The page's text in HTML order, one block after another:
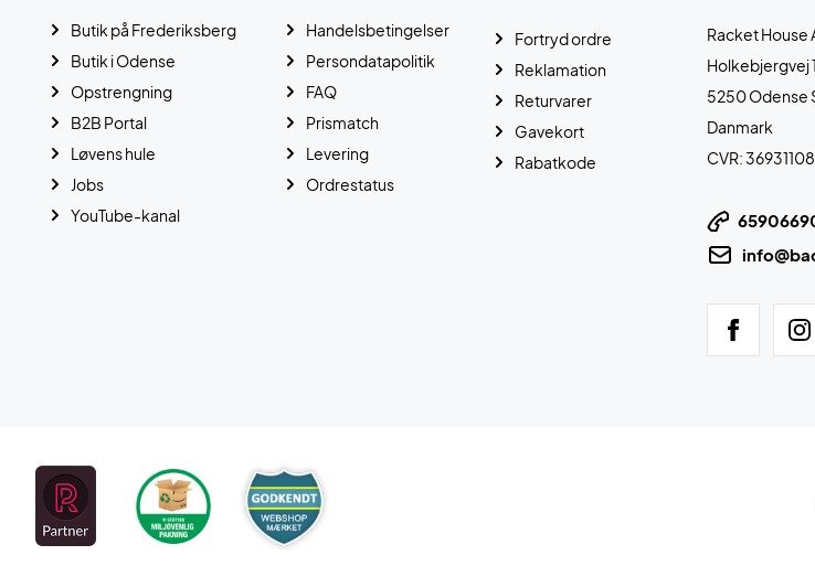
Racket House
Holkebjergvej
5250 Odense
Danmark
CVR: 36931108
Handelsbetingelser
Persondatapolitik
FAQ
Prismatch
Levering
Ordrestatus
Fortryd ordre
Reklamation
Returvarer
Gavekort
Rabatkode
Butik på Frederiksberg
Butik i Odense
Opstrengning
B2B Portal
Løvens hule
Jobs
YouTube-kanal